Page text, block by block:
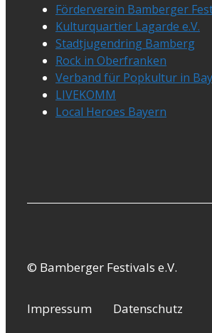
Förderverein Bamberger
Kulturquartier Lagarde e.V.
Stadtjugendring Bamberg
Rock in Oberfranken
Verband für Popkultur in
LIVEKOMM
Local Heroes Bayern
© Bamberger Festivals e.V.
Impressum Datenschutz